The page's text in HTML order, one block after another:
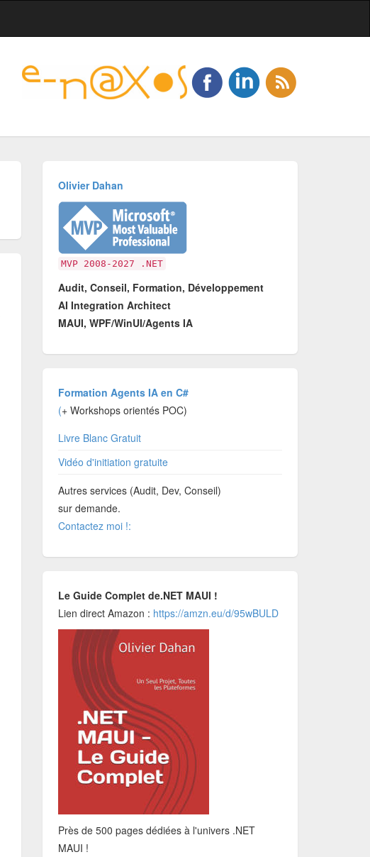
Olivier Dahan
MVP 2008-2027 .NET
Audit, Conseil, Formation, Développement
AI Integration Architect
MAUI, WPF/WinUI/Agents IA
Formation Agents IA en C#
(+ Workshops orientés POC)
Livre Blanc Gratuit
Vidéo d'initiation gratuite
Autres services (Audit, Dev, Conseil)
sur demande.
Contactez moi !:
Le Guide Complet de.NET MAUI !
Lien direct Amazon : https://amzn.eu/d/95wBULD
Près de 500 pages dédiées à l'univers .NET
MAUI !